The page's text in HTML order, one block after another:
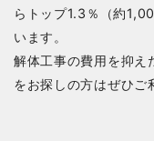
らトップ1.3％（約
います。
解体工事の費用を抑え
をお探しの方はぜひご